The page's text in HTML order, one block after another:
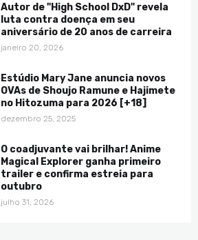
Autor de "High School DxD" revela
luta contra doença em seu
aniversário de 20 anos de carreira
janeiro 20, 2026
Estúdio Mary Jane anuncia novos
OVAs de Shoujo Ramune e Hajimete
no Hitozuma para 2026 [+18]
dezembro 25, 2025
O coadjuvante vai brilhar! Anime
Magical Explorer ganha primeiro
trailer e confirma estreia para
outubro
julho 31, 2026